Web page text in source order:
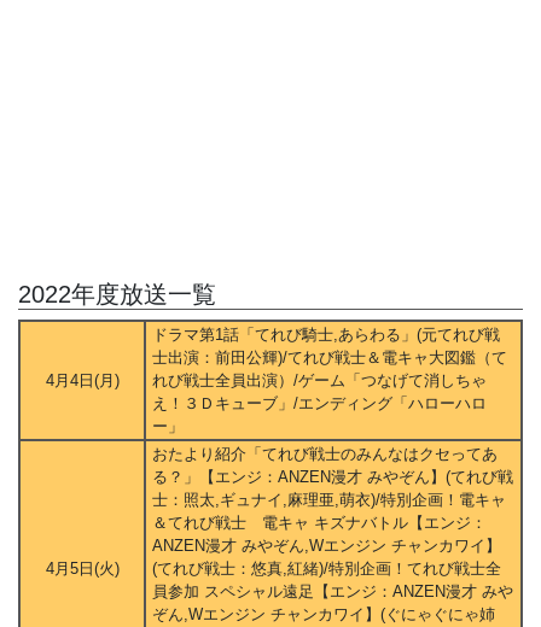
2022年度放送一覧
4月4日(月)
ドラマ第1話「てれび騎士,あらわる」(元てれび戦
士出演：前田公輝)/てれび戦士＆電キャ大図鑑（て
れび戦士全員出演）/ゲーム「つなげて消しちゃ
え！３Ｄキューブ」/エンディング「ハローハロ
ー」
4月5日(火)
おたより紹介「てれび戦士のみんなはクセってあ
る？」【エンジ：ANZEN漫才 みやぞん】(てれび戦
士：照太,ギュナイ,麻理亜,萌衣)/特別企画！電キャ
＆てれび戦士 電キャ キズナバトル【エンジ：
ANZEN漫才 みやぞん,Wエンジン チャンカワイ】
(てれび戦士：悠真,紅緒)/特別企画！てれび戦士全
員参加 スペシャル遠足【エンジ：ANZEN漫才 みや
ぞん,Wエンジン チャンカワイ】(ぐにゃぐにゃ姉